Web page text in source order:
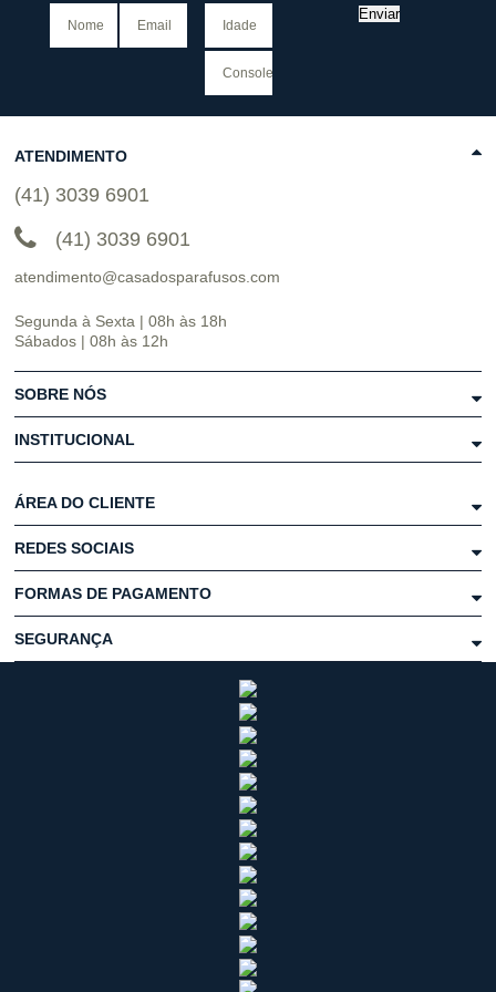
Enviar
ATENDIMENTO
(41) 3039 6901
(41) 3039 6901
atendimento@casadosparafusos.com
Segunda à Sexta | 08h às 18h
Sábados | 08h às 12h
SOBRE NÓS
INSTITUCIONAL
ÁREA DO CLIENTE
REDES SOCIAIS
FORMAS DE PAGAMENTO
SEGURANÇA